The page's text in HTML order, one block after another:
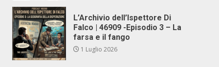
L’Archivio dell’Ispettore Di
Falco | 46909 -Episodio 3 – La
farsa e il fango
1 Luglio 2026